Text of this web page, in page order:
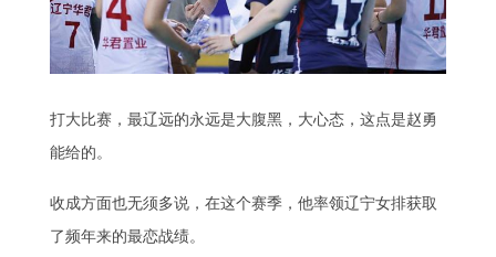
打大比赛，最辽远的永远是大腹黑，大心态，这点是赵勇
能给的。
收成方面也无须多说，在这个赛季，他率领辽宁女排获取
了频年来的最恋战绩。